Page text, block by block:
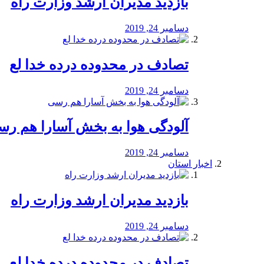
دسامبر 24, 2019
تصادف در محدوده درده خدا لع
دسامبر 24, 2019
آلودگی هوا به بخش آسارا هم
دسامبر 24, 2019
اخبار استان
بازدید مدیران ارشد وزارت راه
دسامبر 24, 2019